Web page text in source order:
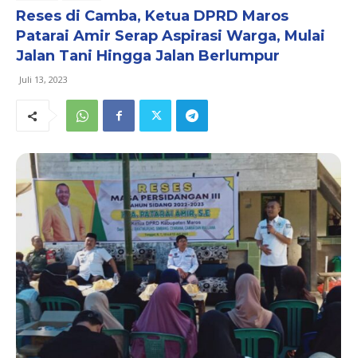
Reses di Camba, Ketua DPRD Maros
Patarai Amir Serap Aspirasi Warga, Mulai
Jalan Tani Hingga Jalan Berlumpur
Juli 13, 2023